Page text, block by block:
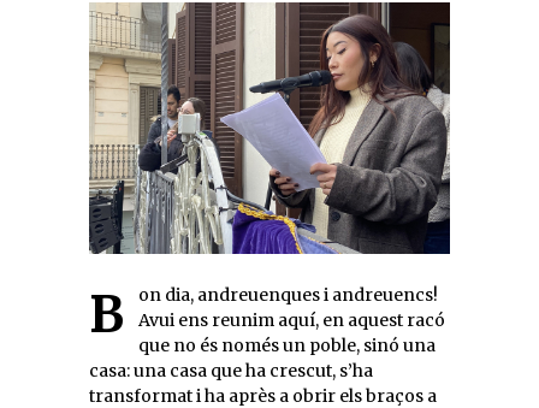
Bon dia, andreuenques i andreuencs!
Avui ens reunim aquí, en aquest racó
que no és només un poble, sinó una
casa: una casa que ha crescut, s’ha
transformat i ha après a obrir els braços a